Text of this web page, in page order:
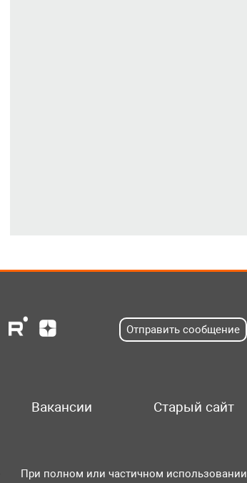
Отправить сообщение
Вакансии Старый сайт
При полном или частичном использовании